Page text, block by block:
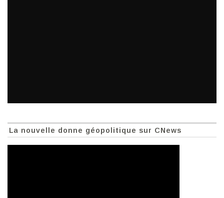
La nouvelle donne géopolitique sur CNews